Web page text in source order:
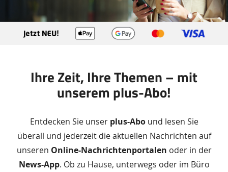
Ihre Zeit, Ihre Themen – mit
unserem plus-Abo!
Entdecken Sie unser plus-Abound lesen Sie
überall und jederzeit die aktuellen Nachrichten auf
unseren Online-Nachrichtenportalen oder in der
News-App. Ob zu Hause, unterwegs oder im Büro